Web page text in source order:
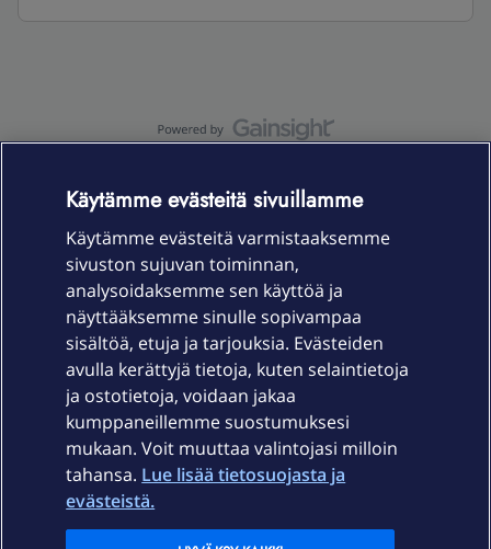
Laitteet & liittymät
Palvelut
Ajankohtaista
Elisa Oyj
Käytämme evästeitä sivuillamme
Käytämme evästeitä varmistaaksemme
sivuston sujuvan toiminnan,
analysoidaksemme sen käyttöä ja
näyttääksemme sinulle sopivampaa
sisältöä, etuja ja tarjouksia. Evästeiden
avulla kerättyjä tietoja, kuten selaintietoja
ja ostotietoja, voidaan jakaa
kumppaneillemme suostumuksesi
mukaan. Voit muuttaa valintojasi milloin
tahansa. Lue lisää tietosuojasta ja
evästeistä.